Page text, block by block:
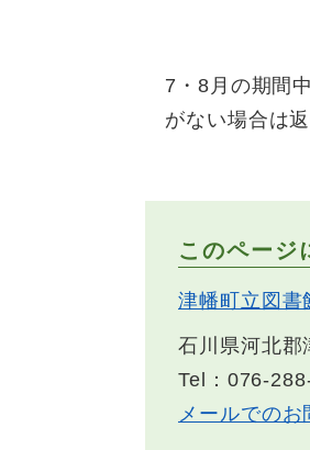
7・8月の期間
がない場合は
このページ
津幡町立図書
石川県河北郡
Tel：076-
メールでのお